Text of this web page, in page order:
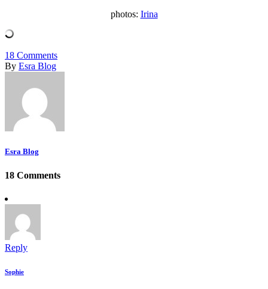
photos: Irina
18 Comments
By Esra Blog
Esra Blog
18 Comments
Reply
Sophie